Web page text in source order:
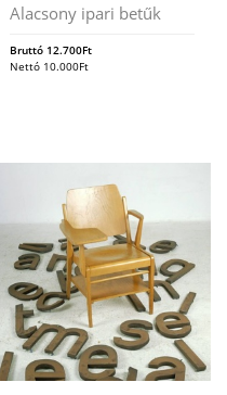
Alacsony ipari betűk
Bruttó 12.700Ft
Nettó 10.000Ft